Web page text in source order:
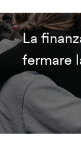
La
fermare